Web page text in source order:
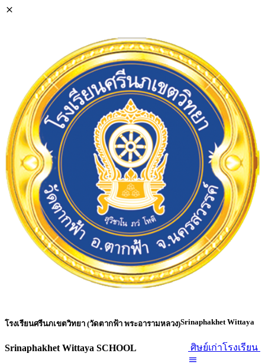
โรงเรียนศรีนภเขตวิทยา (วัดตากฟ้า พระอารามหลวง)
Srinaphakhet Wittaya SCHOOL
Srinaphakhet Wittaya
ศิษย์เก่าโรงเรียน